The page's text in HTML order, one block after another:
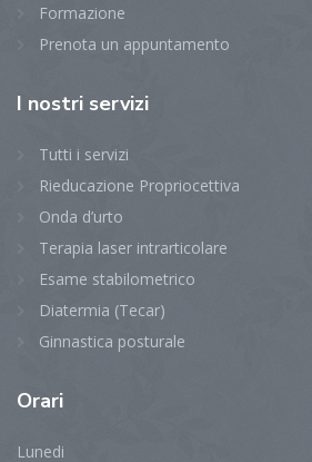
Formazione
Prenota un appuntamento
I nostri servizi
Tutti i servizi
Rieducazione Propriocettiva
Onda d’urto
Terapia laser intrarticolare
Esame stabilometrico
Diatermia (Tecar)
Ginnastica posturale
Orari
Lunedi